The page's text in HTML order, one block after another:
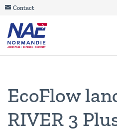
Contact
EcoFlow
RIVER 3